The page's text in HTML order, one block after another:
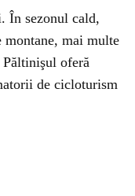
În sezonul cald,
montane, mai multe
Păltinişul oferă
de cicloturism